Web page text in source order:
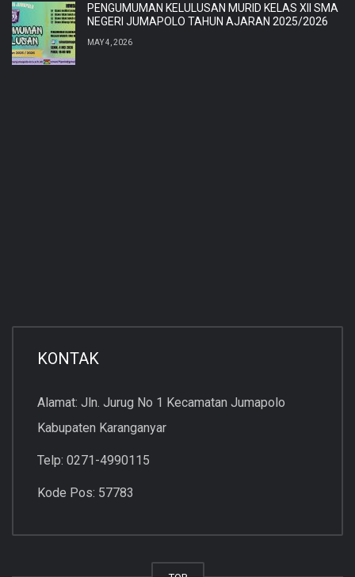
PENGUMUMAN KELULUSAN MURID KELAS XII SMA
NEGERI JUMAPOLO TAHUN AJARAN 2025/2026
MAY 4, 2026
KONTAK
Alamat: Jln. Jurug No 1 Kecamatan Jumapolo
Kabupaten Karanganyar
Telp: 0271-4990115
Kode Pos: 57783